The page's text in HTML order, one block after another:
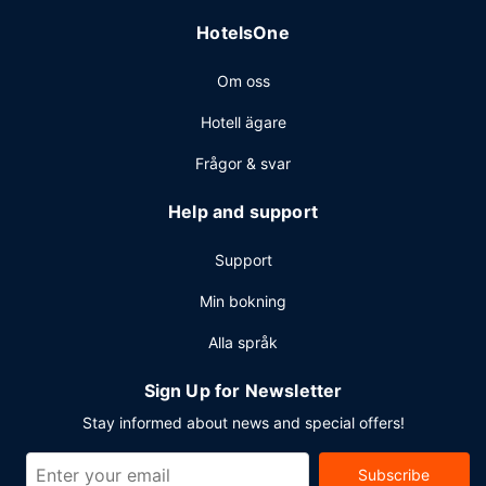
HotelsOne
Om oss
Hotell ägare
Frågor & svar
Help and support
Support
Min bokning
Alla språk
Sign Up for Newsletter
Stay informed about news and special offers!
Subscribe